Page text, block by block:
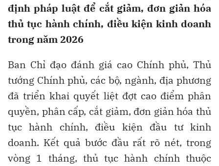
định pháp luật để cắt giảm, đơn giản hóa
thủ tục hành chính, điều kiện kinh doanh
trong năm 2026
Ban Chỉ đạo đánh giá cao Chính phủ, Thủ
tướng Chính phủ, các bộ, ngành, địa phương
đã triển khai quyết liệt đợt cao điểm phân
quyền, phân cấp, cắt giảm, đơn giản hóa thủ
tục hành chính, điều kiện đầu tư kinh
doanh. Kết quả bước đầu rất rõ nét, trong
vòng 1 tháng, thủ tục hành chính thuộc